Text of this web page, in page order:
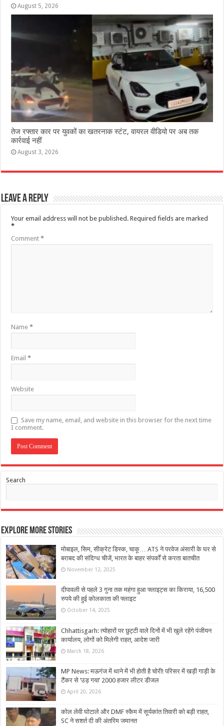
August 5, 2026
तेज रफ्तार कार पर युवकों का खतरनाक स्टंट, वायरल वीडियो पर अब तक
कार्रवाई नहीं
August 3, 2026
Leave a Reply
Your email address will not be published. Required fields are marked
*
Comment*
Name*
Email*
Website
Save my name, email, and website in this browser for the next time
I comment.
Search
Explore More Stories
मोबाइल, सिम, सीक्रेट डिस्क, चाकू… ATS ने परवेज अंसारी के घर से
बराबद की संदिग्ध चीजें, भारत के बाहर संपर्कों से करता बातचीत
November 12, 2025
दीपावली से पहले 3 गुना तक महंगा हुआ फ्लाइट्स का किराया, 16,500
रुपये की हुई कोलकाता की फ्लाइट
October 14, 2025
Chhattisgarh: त्योहारों पर छुट्टी वाले दिनों में भी खुले रहेंगे पंजीयन
कार्यालय, लोगों को मिलेगी राहत, आदेश जारी
March 18, 2026
MP News: मऊगंज में थाने में भी होती है चोरी! परिसर में खड़ी गाड़ी के
टैंकर से ‘उड़ गया’ 2000 हजार लीटर डीजल
April 20, 2026
कोल लेवी घोटाले और DMF स्कैम में सूर्यकांत तिवारी को बड़ी राहत,
SC ने सशर्त दी की अंतरिम जमानत